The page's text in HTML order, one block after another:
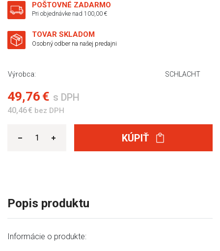
POŠTOVNÉ ZADARMO
Pri objednávke nad 100,00 €
TOVAR SKLADOM
Osobný odber na našej predajni
Výrobca: SCHLACHT
49,76 € s DPH
40,46 € bez DPH
KÚPIŤ
Popis produktu
Informácie o produkte: